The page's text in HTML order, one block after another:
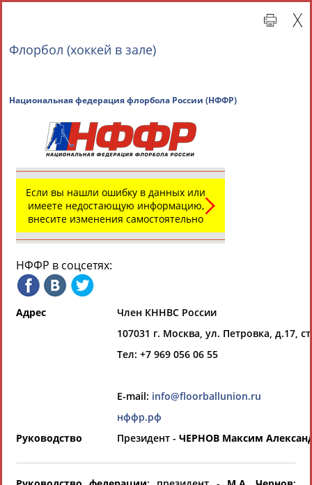
Просмотры
платформы за
Главная » Всероссийские спортивные организации
СВОДНЫЕ ИНДЕКСЫ
ТАБЛО АКТИВНОСТИ
РЕСУРСНАЯ ПЛОЩАДКА
Всероссийские спортивные организации
Выберите другой тип организаций
Органы управления, федерации,
Выберите из списка
Флорбол (хоккей в зале)
Национальная федерация флорбола России
Если вы нашли ошибку в данных или
имеете недостающую информацию,
внесите изменения самостоятельно
НФФР в соцсетях:
Адрес
Член КННВС России
107031 г. Москва, ул. Петровка, д.17,
Тел: +7 969 056 06 55
E-mail: info@floorballunion.ru
нффр.рф
Руководство
Президент - ЧЕРНОВ Максим